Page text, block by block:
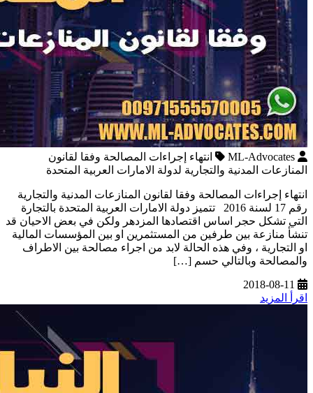
ML-Advocates
انتهاء إجراءات المصالحة وفقا لقانون
المنازعات المدنية والتجارية لدولة الامارات العربية المتحدة
انتهاء إجراءات المصالحة وفقا لقانون المنازعات المدنية والتجارية
رقم 17 لسنة 2016 تتميز دولة الامارات العربية المتحدة بالتجارة
التي تشكل حجر اساس اقتصادها المزدهر ولكن في بعض الاحيان قد
تنشأ منازعة بين طرفين من المستثمرين او بين المؤسسات المالية
او التجارية ، وفي هذه الحالة لابد من اجراء مصالحة بين الاطراف
والمصالحة وبالتالي حسم […]
2018-08-11
اقرأ المزيد